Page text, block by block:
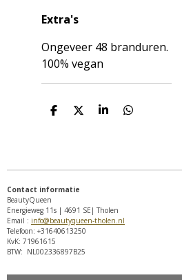
Extra's
Ongeveer 48 branduren.
100% vegan
D
D
S
D
Contact informatie
BeautyQueen
Energieweg 11s | 4691 SE| Tholen
Email : info@beautyqueen-tholen.nl
Telefoon: +31640613250
KvK: 71961615
BTW: NL002336897B25